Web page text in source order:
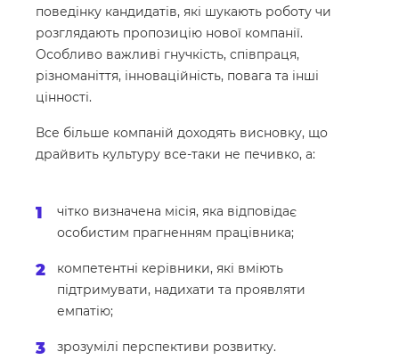
поведінку кандидатів, які шукають роботу чи
розглядають пропозицію нової компанії.
Особливо важливі гнучкість, співпраця,
різноманіття, інноваційність, повага та інші
цінності.
Все більше компаній доходять висновку, що
драйвить культуру все-таки не печивко, а:
чітко визначена місія, яка відповідає
особистим прагненням працівника;
компетентні керівники, які вміють
підтримувати, надихати та проявляти
емпатію;
зрозумілі перспективи розвитку.